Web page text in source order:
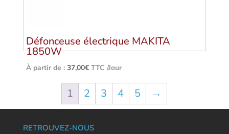
Défonceuse électrique MAKITA
1850W
À partir de : 37,00€ TTC /Jour
1 2 3 4 5 →
RETROUVEZ-NOUS